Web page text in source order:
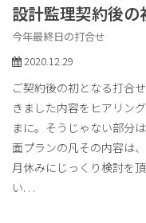
設計監理契約後の
今年最終日の打合せ
2020.12.29
ご契約後の初となる打合
きました内容をヒアリン
まに。そうじゃない部分
面プランの凡その内容は
月休みにじっくり検討を
い. . .